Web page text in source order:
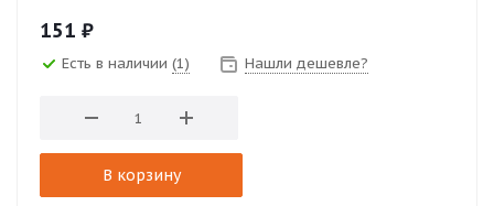
151 ₽
Есть в наличии (1) Нашли дешевле?
В корзину